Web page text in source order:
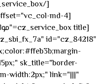
id="cz_84218"
sk_title="border-
width:2px;" link="|||"